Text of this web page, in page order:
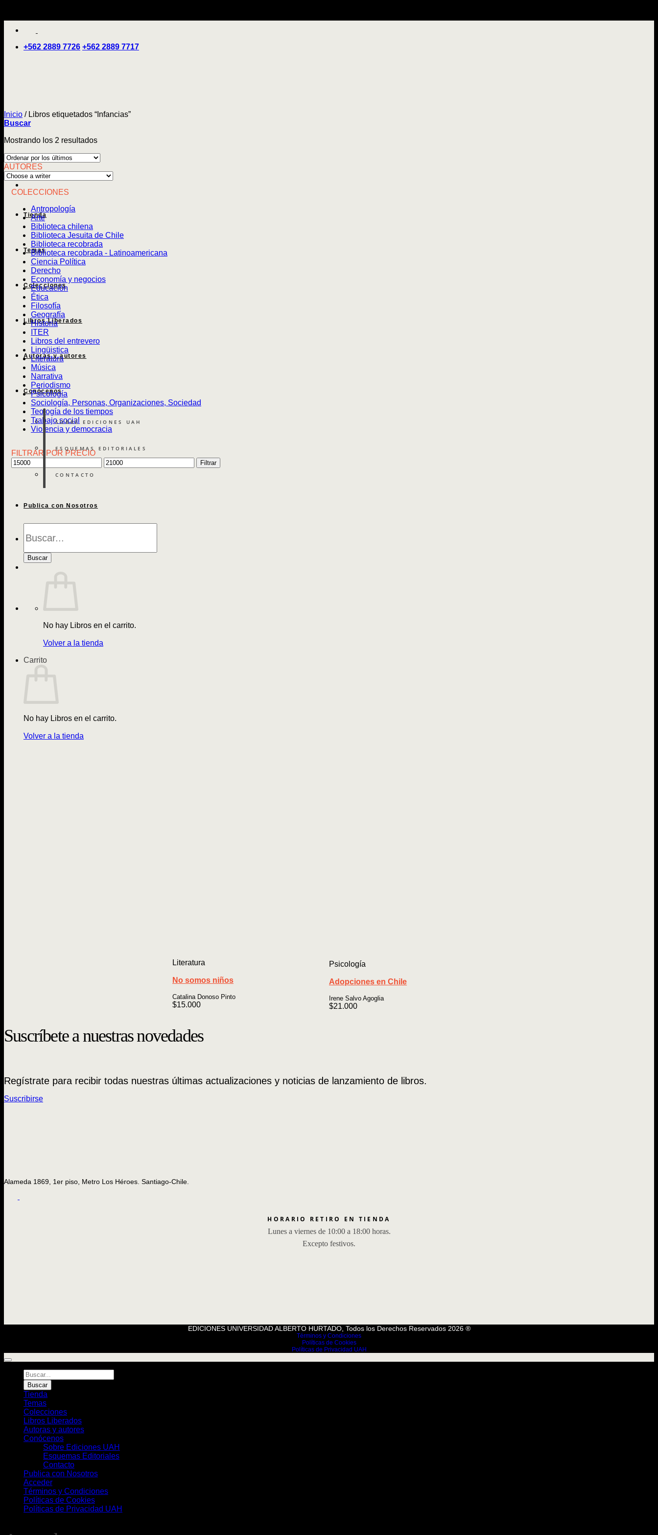
+562 2889 7726 +562 2889 7717
Tienda
Temas
Colecciones
Libros Liberados
Autoras y autores
Conócenos
SOBRE EDICIONES UAH
ESQUEMAS EDITORIALES
CONTACTO
Publica con Nosotros
de
Buscar
No hay Libros en el carrito.
Volver a la tienda
Carrito
No hay Libros en el carrito.
Volver a la tienda
Inicio /Libros etiquetados “Infancias”
Buscar
Mostrando los 2 resultadosOrdenado
los
AUTORES
COLECCIONES
Antropología
Arte
Biblioteca chilena
Biblioteca Jesuita de Chile
Biblioteca recobrada
Biblioteca recobrada - Latinoamericana
Ciencia Política
Derecho
Economía y negocios
Educación
Ética
Filosofía
Geografía
Historia
ITER
Libros del entrevero
Lingüistica
Literatura
Música
Narrativa
Periodismo
Psicología
Sociología, Personas, Organizaciones, Sociedad
Teología de los tiempos
Trabajo social
Violencia y democracia
FILTRAR POR PRECIO
Precio
mínimo
Precio
máximo
Filtrar
Literatura
No somos niños
Catalina Donoso Pinto
$15.000
Psicología
Adopciones en Chile
Irene Salvo Agoglia
$21.000
Suscríbete a nuestras novedades
Regístrate para recibir todas nuestras últimas actualizaciones y noticias de lanzamiento de libros.
Suscribirse
Alameda 1869, 1er piso, Metro Los Héroes. Santiago-Chile.
HORARIO RETIRO EN TIENDA
Lunes a viernes de 10:00 a 18:00 horas.
Excepto festivos.
EDICIONES UNIVERSIDAD ALBERTO HURTADO, Todos los Derechos Reservados 2026 ®
Términos y Condiciones
Políticas de Cookies
Políticas de Privacidad UAH
Búsqueda
de
Libros
Buscar
Tienda
Temas
Colecciones
Libros Liberados
Autoras y autores
Conócenos
Sobre Ediciones UAH
Esquemas Editoriales
Contacto
Publica con Nosotros
Acceder
Términos y Condiciones
Políticas de Cookies
Políticas de Privacidad UAH